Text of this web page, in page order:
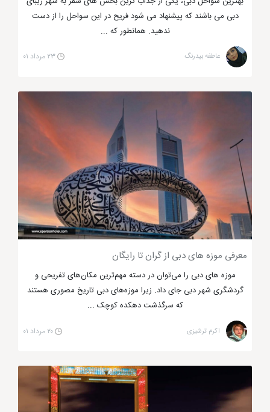
دبی می باشند که پیشنهاد می شود فریح در این سواحل را از دست
ندهید. همانطور که ...
عاطفه بیدرنگ ۲۳ مرداد ۰۱
معرفی موزه های دبی از گران تا رایگان
موزه های دبی را می‌توان در دسته مهم‌ترین مکان‌های تفریحی و
گردشگری شهر دبی جای داد. زیرا موزه‌های دبی تاریخ مصوری هستند
که سرگذشت دهکده کوچک ...
اکرم ترشیزی ۲۰ مرداد ۰۱